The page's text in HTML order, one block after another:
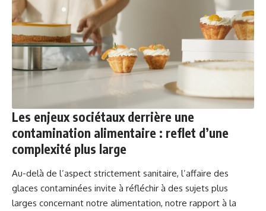
Les enjeux sociétaux derrière une
contamination alimentaire : reflet d’une
complexité plus large
Au-delà de l’aspect strictement sanitaire, l’affaire des
glaces contaminées invite à réfléchir à des sujets plus
larges concernant notre alimentation, notre rapport à la